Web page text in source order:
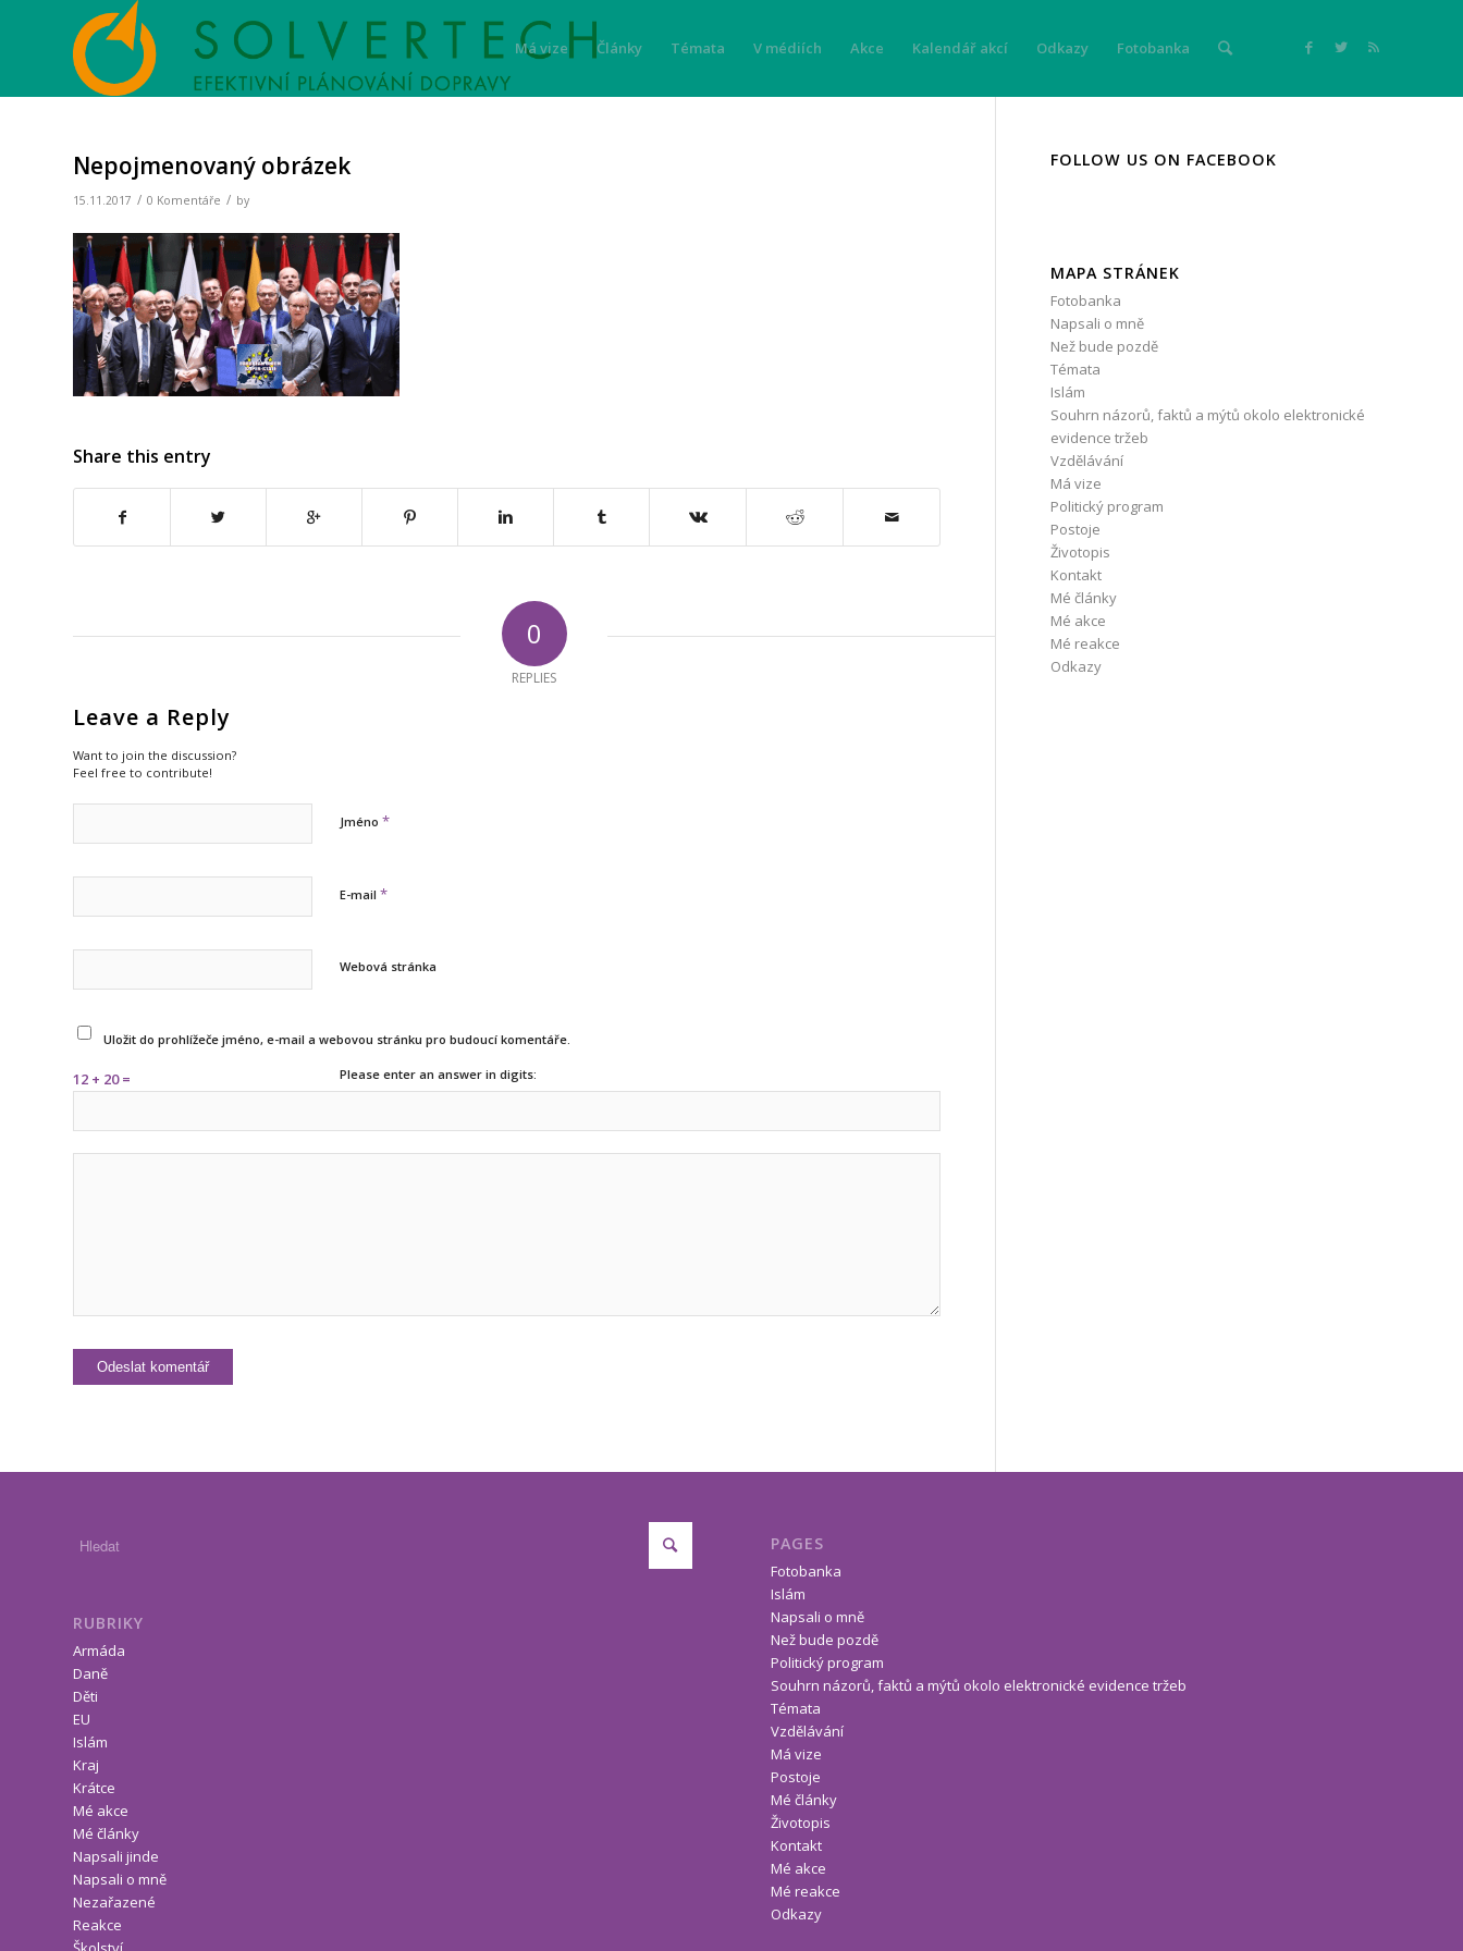
Má vize Články Témata V médiích Akce Kalendář akcí Odkazy Fotobanka
Nepojmenovaný obrázek
15.11.2017 / 0 Komentáře / by
Share this entry
0
REPLIES
Leave a Reply
Want to join the discussion?
Feel free to contribute!
Jméno *
E-mail *
Webová stránka
Uložit do prohlížeče jméno, e-mail a webovou stránku pro budoucí komentáře.
Please enter an answer in digits:
12 + 20 =
FOLLOW US ON FACEBOOK
MAPA STRÁNEK
Fotobanka
Napsali o mně
Než bude pozdě
Témata
Islám
Souhrn názorů, faktů a mýtů okolo elektronické
evidence tržeb
Vzdělávání
Má vize
Politický program
Postoje
Životopis
Kontakt
Mé články
Mé akce
Mé reakce
Odkazy
RUBRIKY
Armáda
Daně
Děti
EU
Islám
Kraj
Krátce
Mé akce
Mé články
Napsali jinde
Napsali o mně
Nezařazené
Reakce
PAGES
Fotobanka
Islám
Napsali o mně
Než bude pozdě
Politický program
Souhrn názorů, faktů a mýtů okolo elektronické evidence tržeb
Témata
Vzdělávání
Má vize
Postoje
Mé články
Životopis
Kontakt
Mé akce
Mé reakce
Odkazy